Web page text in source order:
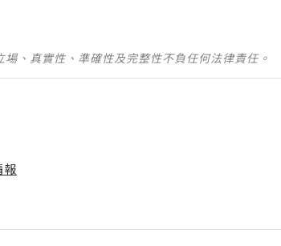
、真實性、準確性及完整性不負任何法律責任。
報